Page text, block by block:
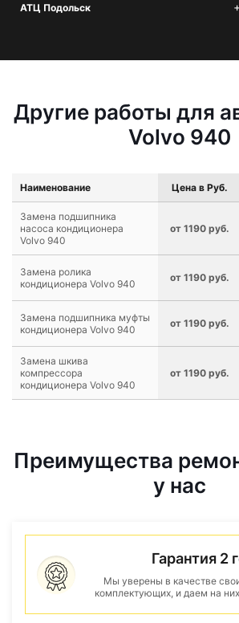
АТЦ Подольск
Другие работы для
Volvo 940
Наименование Цена в Руб.
Замена подшипника
насоса кондиционера
Volvo 940
от 1190 руб.
Замена ролика
кондиционера Volvo 940
от 1190 руб.
Замена подшипника муфты
кондиционера Volvo 940
от 1190 руб.
Замена шкива
компрессора
кондиционера Volvo 940
от 1190 руб.
Преимущества
у нас
Гарантия 2
Мы уверены в качестве
комплектующих, и даем на